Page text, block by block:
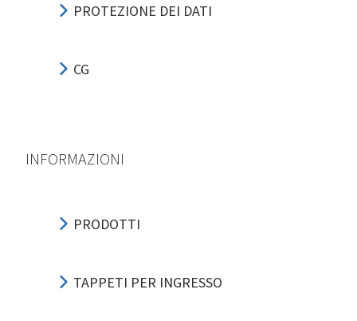
PROTEZIONE DEI DATI
CG
INFORMAZIONI
PRODOTTI
TAPPETI PER INGRESSO